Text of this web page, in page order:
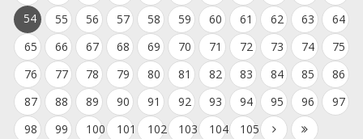
54
55 56 57 58 59 60 61 62 63
64
65
66 67 68 69 70 71 72 73 74
75
76
77 78 79 80 81 82 83 84 85
86
87
88 89 90 91 92 93 94 95 96
97
98
99 100 101 102 103 104 105